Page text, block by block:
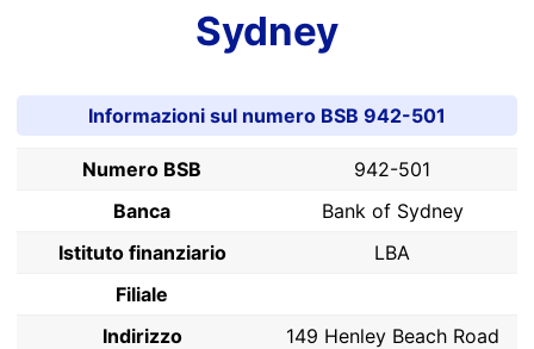
Sydney
Informazioni sul numero BSB 942-501
Numero BSB
942-501
Banca
Bank of Sydney
Istituto finanziario
LBA
Filiale
Indirizzo
149 Henley Beach Road